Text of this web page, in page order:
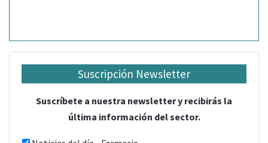
Suscripción Newsletter
Suscríbete a nuestra newsletter y recibirás la
última información del sector.